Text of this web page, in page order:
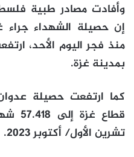
وأفادت مصادر طبية
إن حصيلة الشهداء جراء
بمدينة غزة.
كما ارتفعت حصيلة
تشرين الأول/ أكتوبر 2023.